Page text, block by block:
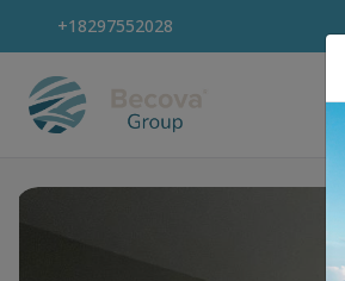
+18297552028